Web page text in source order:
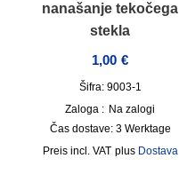
nanašanje tekočega
stekla
1,00 €
Šifra: 9003-1
Zaloga : Na zalogi
Čas dostave: 3 Werktage
incl. VAT plus Dostava